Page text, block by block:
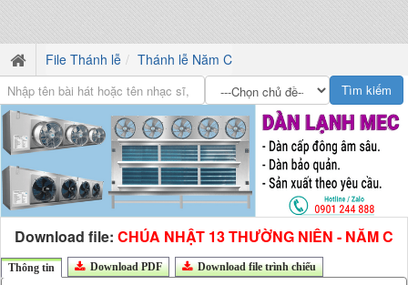
File Thánh lễ Thánh lễ Năm C
Download file: CHÚA NHẬT 13 THƯỜNG NIÊN - NĂM C
Thông tin Download PDF Download file trình chiếu